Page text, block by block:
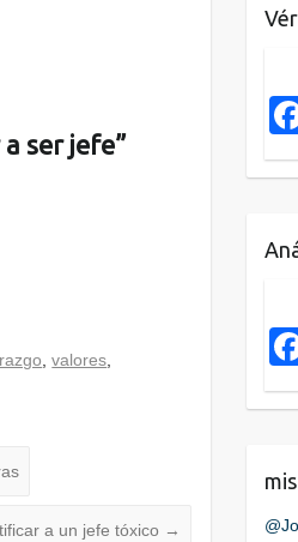
ser jefe”
,valores
a un jefe tóxico →